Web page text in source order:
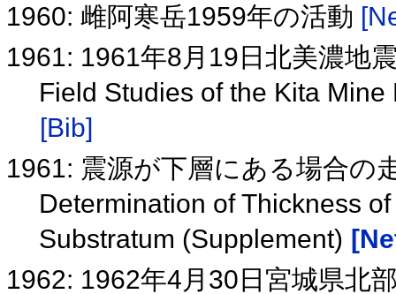
1960: 雌阿寒岳1959年の活動
1961: 1961年8月19日北美濃地
Field Studies of the Kita
[Bib]
1961: 震源が下層にある場合の
Determination of Thickness
Substratum (Supplement)
1962: 1962年4月30日宮城県北